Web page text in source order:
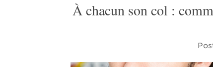
À chacun son col :